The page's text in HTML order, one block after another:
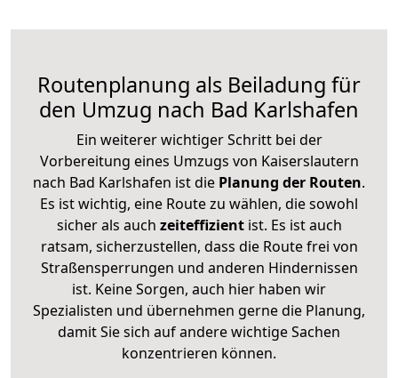
Routenplanung als Beiladung für
den Umzug nach Bad Karlshafen
Ein weiterer wichtiger Schritt bei der
Vorbereitung eines Umzugs von Kaiserslautern
nach Bad Karlshafen ist die Planung der Routen.
Es ist wichtig, eine Route zu wählen, die sowohl
sicher als auch zeiteffizientist. Es ist auch
ratsam, sicherzustellen, dass die Route frei von
Straßensperrungen und anderen Hindernissen
ist. Keine Sorgen, auch hier haben wir
Spezialisten und übernehmen gerne die Planung,
damit Sie sich auf andere wichtige Sachen
konzentrieren können.